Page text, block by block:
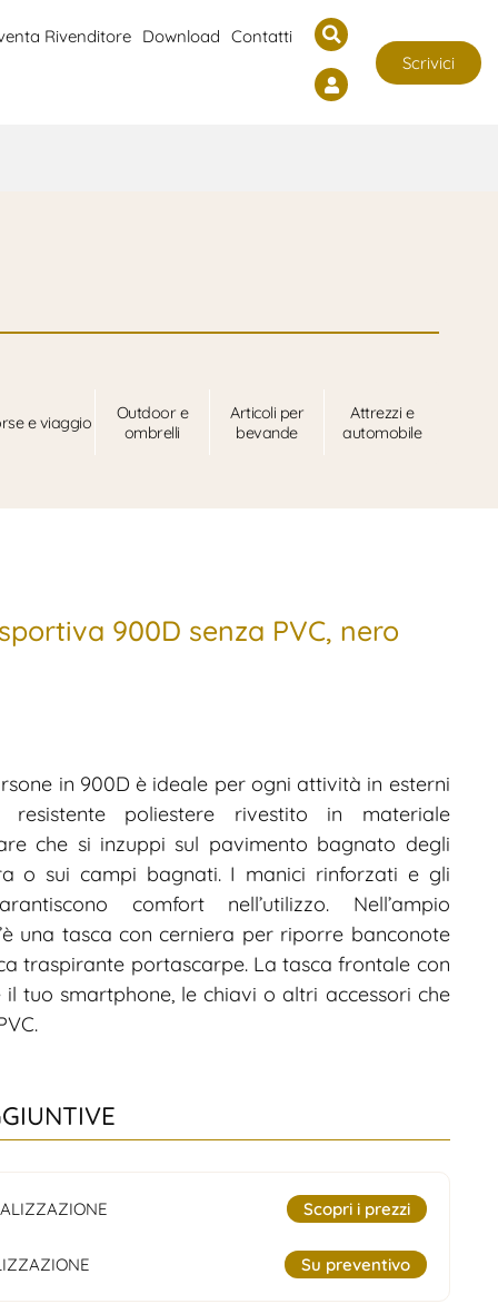
Rivenditore Download Contatti
Scrivici
e viaggio
Outdoor e
ombrelli
Articoli per
bevande
Attrezzi e
automobile
900D senza PVC, nero
in 900D è ideale per ogni attività in esterni
poliestere rivestito in materiale
che si inzuppi sul pavimento bagnato degli
o sui campi bagnati. I manici rinforzati e gli
comfort nell’utilizzo. Nell’ampio
una tasca con cerniera per riporre banconote
traspirante portascarpe. La tasca frontale con
tuo smartphone, le chiavi o altri accessori che
Scopri i prezzi
Su preventivo